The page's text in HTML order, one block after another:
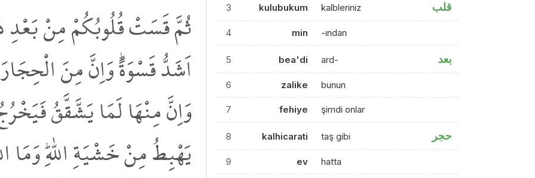
ثُمَّ قَسَتْ قُلُوبُكُمْ مِنْ بَعْدِ
اَشَدُّ قَسْوَةًۜ وَاِنَّ مِنَ
وَاِنَّ مِنْهَا لَمَا يَشَّقَّقُ
يَهْبِطُ مِنْ خَشْيَةِ اللّٰهِۜ وَمَا
3 kulubukum kalbleriniz قلب
4 min -ından
5 bea'di ard- بعد
6 zalike bunun
7 fehiye şimdi onlar
8 kalhicarati taş gibi حجر
9 ev hatta